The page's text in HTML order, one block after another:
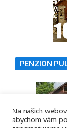
PENZION
Na našich
abychom vám